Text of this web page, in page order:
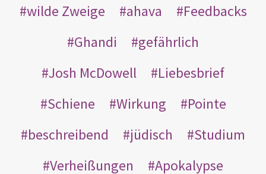
wilde Zweige
ahava
Feedbacks
Ghandi
gefährlich
Josh McDowell
Liebesbrief
Schiene
Wirkung
Pointe
beschreibend
jüdisch
Studium
Verheißungen
Apokalypse